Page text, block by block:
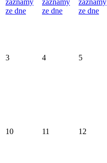
ze dne
ze dne
ze dne
3 4 5
10 11 12